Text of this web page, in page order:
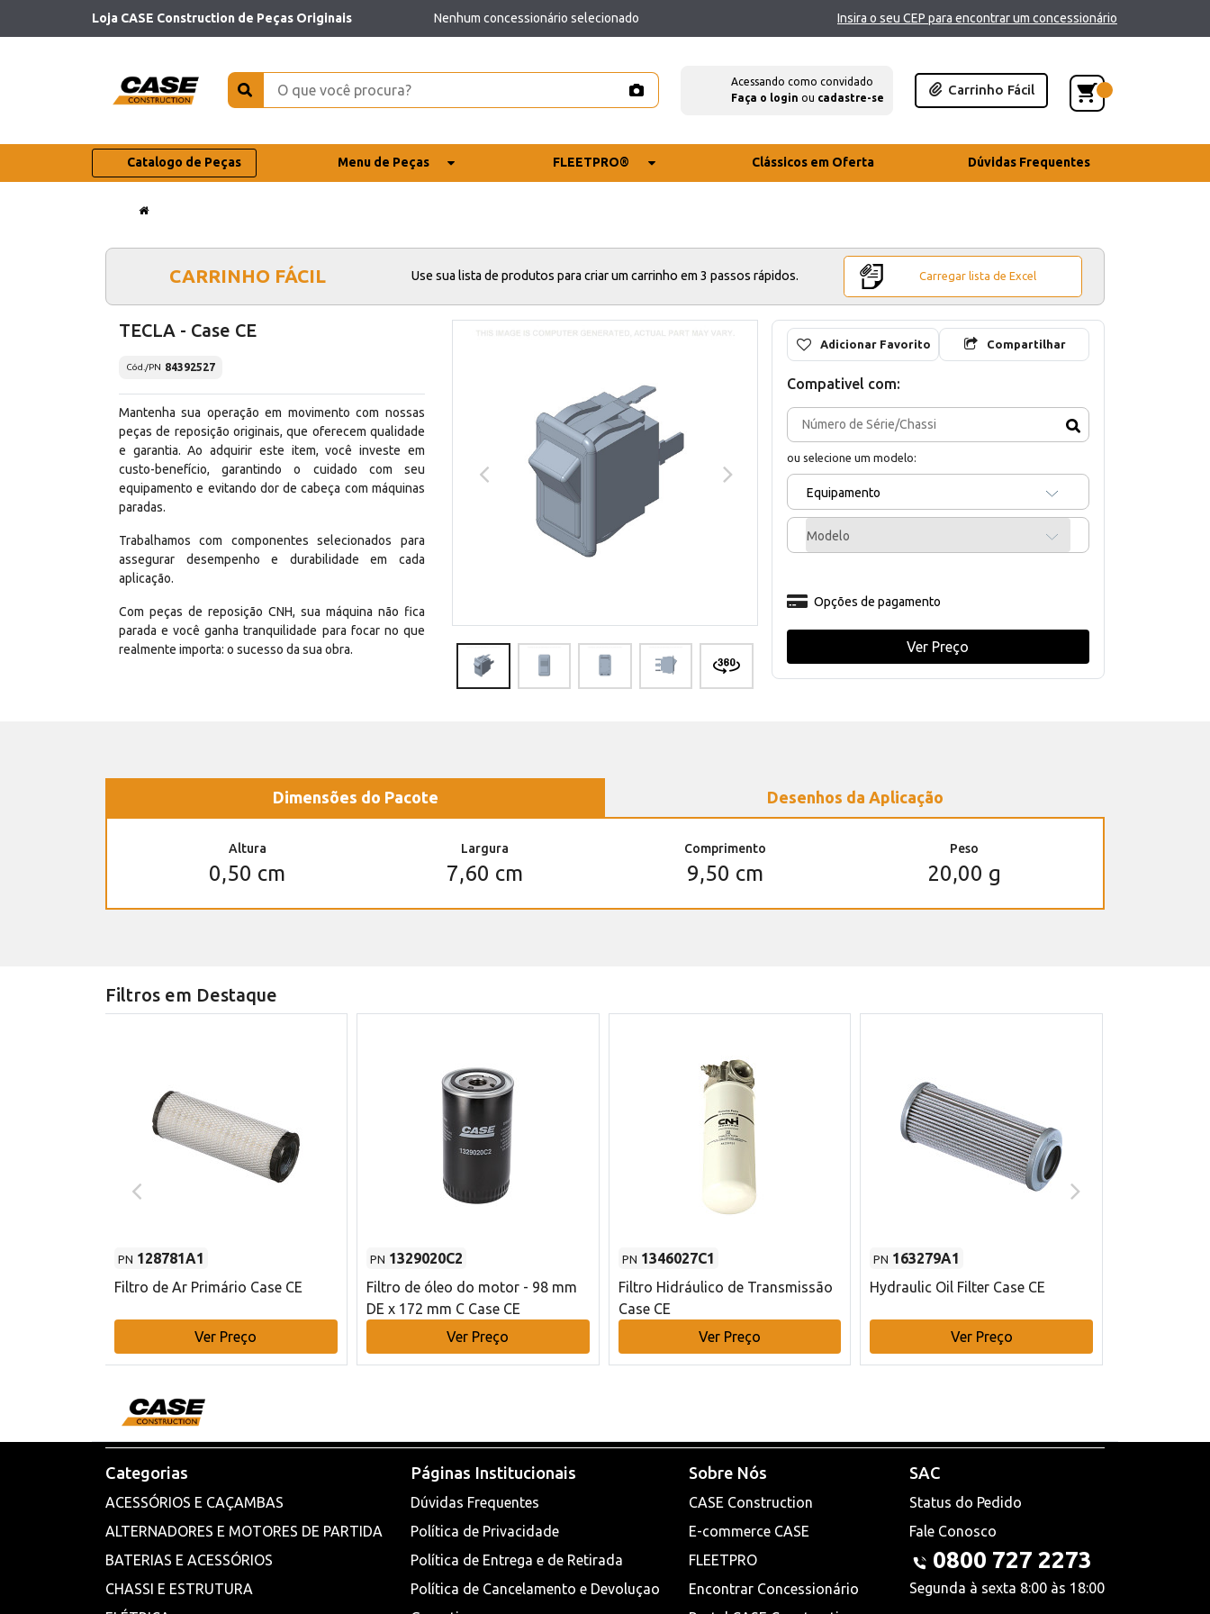
Loja CASE Construction de Peças Originais Nenhum concessionário selecionado Insira o seu CEP para encontrar um concessionário
Acessando como convidado
Faça o login ou cadastre-se
Carrinho Fácil
Catalogo de Peças Menu de Peças FLEETPRO® Clássicos em Oferta Dúvidas Frequentes
CARRINHO FÁCIL Use sua lista de produtos para criar um carrinho em 3 passos rápidos. Carregar lista de Excel
TECLA - Case CE
Cód./PN 84392527
Mantenha sua operação em movimento com nossas
peças de reposição originais, que oferecem qualidade
e garantia. Ao adquirir este item, você investe em
custo-benefício, garantindo o cuidado com seu
equipamento e evitando dor de cabeça com máquinas
paradas.
Trabalhamos com componentes selecionados para
assegurar desempenho e durabilidade em cada
aplicação.
Com peças de reposição CNH, sua máquina não fica
parada e você ganha tranquilidade para focar no que
realmente importa: o sucesso da sua obra.
Adicionar Favorito Compartilhar
Compativel com:
ou selecione um modelo:
Equipamento
Modelo
Opções de pagamento
Ver Preço
Dimensões do Pacote Desenhos da Aplicação
Altura
0,50 cm
Largura
7,60 cm
Comprimento
9,50 cm
Peso
20,00 g
Filtros em Destaque
PN 128781A1
Filtro de Ar Primário Case CE
Ver Preço
PN 1329020C2
Filtro de óleo do motor - 98 mm
DE x 172 mm C Case CE
Ver Preço
PN 1346027C1
Filtro Hidráulico de Transmissão
Case CE
Ver Preço
PN 163279A1
Hydraulic Oil Filter Case CE
Ver Preço
Categorias
ACESSÓRIOS E CAÇAMBAS
ALTERNADORES E MOTORES DE PARTIDA
BATERIAS E ACESSÓRIOS
CHASSI E ESTRUTURA
Páginas Institucionais
Dúvidas Frequentes
Política de Privacidade
Política de Entrega e de Retirada
Política de Cancelamento e Devoluçao
Sobre Nós
CASE Construction
E-commerce CASE
FLEETPRO
Encontrar Concessionário
SAC
Status do Pedido
Fale Conosco
0800 727 2273
Segunda à sexta 8:00 às 18:00